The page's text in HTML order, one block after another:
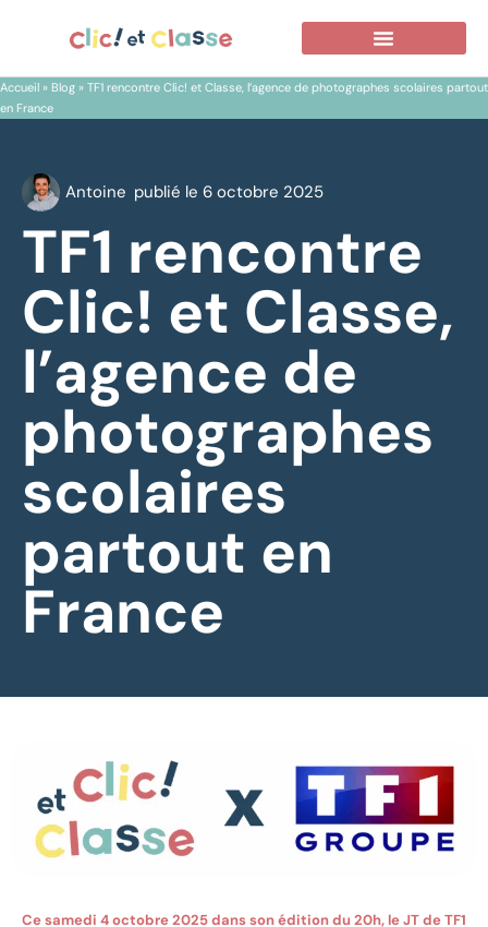
Accueil » Blog » TF1 rencontre Clic! et Classe, l’agence de photographes scolaires partout
en France
Antoine publié le 6 octobre 2025
TF1 rencontre
Clic! et Classe,
l’agence de
photographes
scolaires
partout en
France
Ce samedi 4 octobre 2025 dans son édition du 20h, le JT de TF1